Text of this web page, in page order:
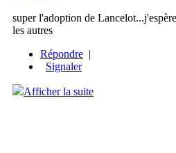
super l'adoption de
les autres
Répondre |
Signaler
Afficher la suite